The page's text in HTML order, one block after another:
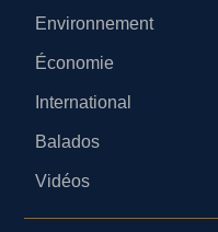
Environnement
Économie
International
Balados
Vidéos